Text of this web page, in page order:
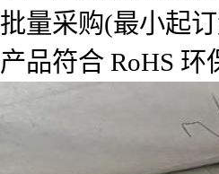
批量采购(最小起
产品符合 RoHS